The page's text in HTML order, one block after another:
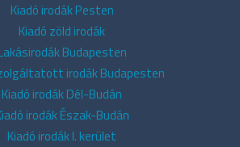
Kiadó irodák Pesten
Kiadó zöld irodák
Budapesten
irodák Budapesten
Kiadó irodák Dél-Budán
irodák Észak-Budán
Kiadó irodák I. kerület